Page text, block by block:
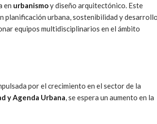
en urbanismoy diseño arquitectónico. Este
planificación urbana, sostenibilidad y
equipos multidisciplinarios en el ámbito
por el crecimiento en el sector de la
y Agenda Urbana , se espera un aumento en la